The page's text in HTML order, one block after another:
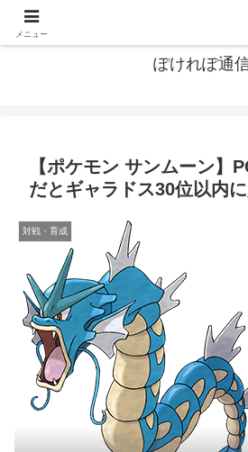
ぽけれぽ通
【ポケモン サンムーン】
だとギャラドス30位以内
対戦・育成
メニュー